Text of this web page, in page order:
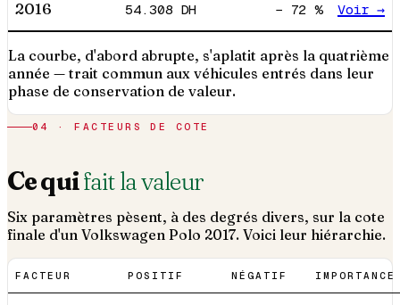
2016 54.308 DH − 72 % Voir →
La courbe, d'abord abrupte, s'aplatit après la quatrième
année — trait commun aux véhicules entrés dans leur
phase de conservation de valeur.
04 · FACTEURS DE COTE
Ce quifait la valeur
Six paramètres pèsent, à des degrés divers, sur la cote
finale d'un Volkswagen Polo 2017. Voici leur hiérarchie.
FACTEUR POSITIF NÉGATIF IMPORTANCE